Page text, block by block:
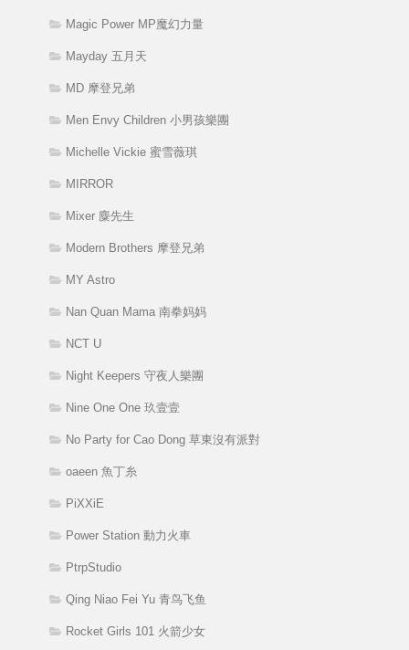
Magic Power MP魔幻力量
Mayday 五月天
MD 摩登兄弟
Men Envy Children 小男孩樂團
Michelle Vickie 蜜雪薇琪
MIRROR
Mixer 麋先生
Modern Brothers 摩登兄弟
MY Astro
Nan Quan Mama 南拳妈妈
NCT U
Night Keepers 守夜人樂團
Nine One One 玖壹壹
No Party for Cao Dong 草東沒有派對
oaeen 魚丁糸
PiXXiE
Power Station 動力火車
PtrpStudio
Qing Niao Fei Yu 青鸟飞鱼
Rocket Girls 101 火箭少女